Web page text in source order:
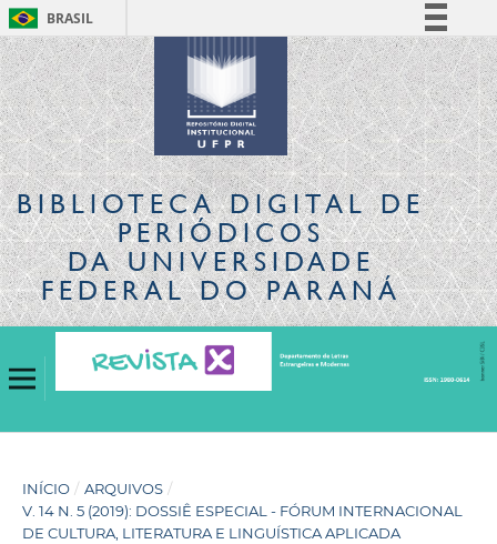
BRASIL
Simplifique!
Comunica BR
Participe
Acesso à informação
Legislação
Canais
BIBLIOTECA DIGITALDE
PERIÓDICOS
DA UNIVERSIDADE
FEDERAL DO PARANÁ
INÍCIO / ARQUIVOS /
V. 14 N. 5 (2019): DOSSIÊ ESPECIAL - FÓRUM INTERNACIONAL
DE CULTURA, LITERATURA E LINGUÍSTICA APLICADA